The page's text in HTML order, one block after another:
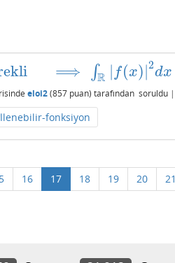
⟹ ∫R | f(x)|2dx
|2dx
eloi2(857 puan) tarafından soruldu |
fonksiyon
16 17 18 19 20 21